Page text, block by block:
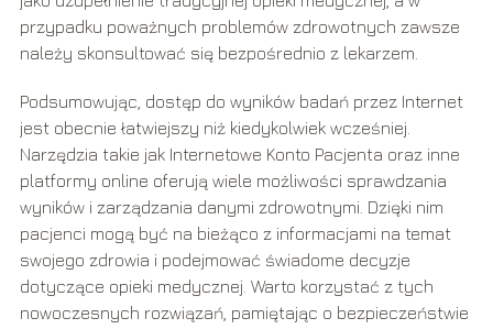
przypadku poważnych problemów zdrowotnych zawsze
należy skonsultować się bezpośrednio z lekarzem.
Podsumowując, dostęp do wyników badań przez Internet
jest obecnie łatwiejszy niż kiedykolwiek wcześniej.
Narzędzia takie jak Internetowe Konto Pacjenta oraz inne
platformy online oferują wiele możliwości sprawdzania
wyników i zarządzania danymi zdrowotnymi. Dzięki nim
pacjenci mogą być na bieżąco z informacjami na temat
swojego zdrowia i podejmować świadome decyzje
dotyczące opieki medycznej. Warto korzystać z tych
nowoczesnych rozwiązań, pamiętając o bezpieczeństwie